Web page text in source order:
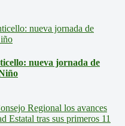
nueva jornada de